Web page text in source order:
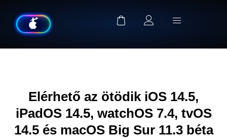
Elérhető az ötödik iOS 14.5,
iPadOS 14.5, watchOS 7.4, tvOS
14.5 és macOS Big Sur 11.3 béta